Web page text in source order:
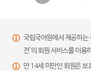
국립국어원에서 제공하는
전’의 회원 서비스를 이용
만 14세 미만인 회원은